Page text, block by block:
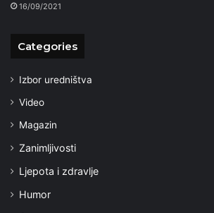
16/09/2021
Categories
Izbor uredništva
Video
Magazin
Zanimljivosti
Ljepota i zdravlje
Humor